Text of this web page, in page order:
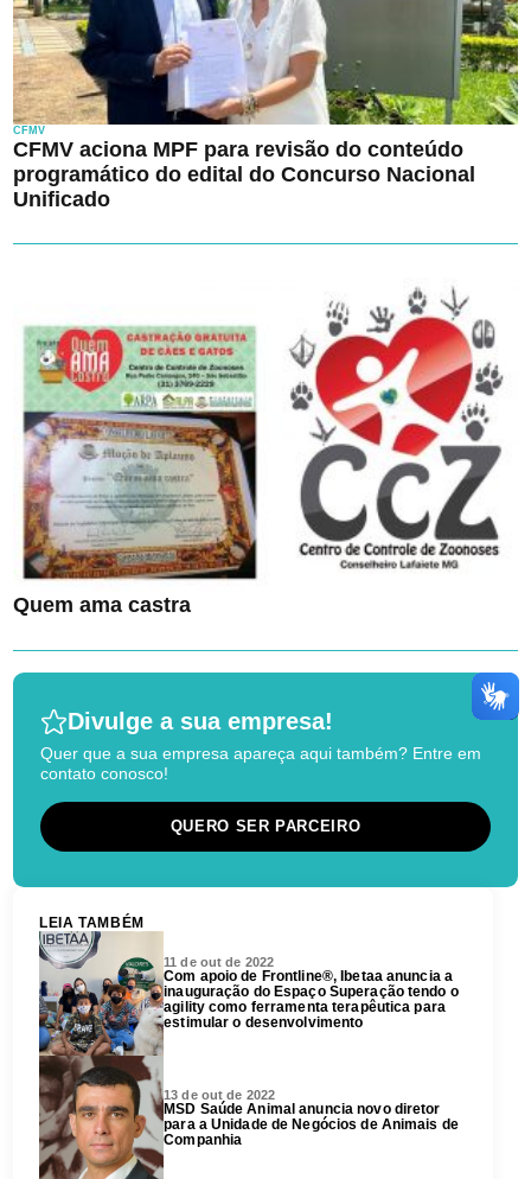
CFMV
CFMV aciona MPF para revisão do conteúdo
programático do edital do Concurso Nacional
Unificado
Quem ama castra
Divulge a sua empresa!
Quer que a sua empresa apareça aqui também? Entre em
contato conosco!
QUERO SER PARCEIRO
LEIA TAMBÉM
11 de out de 2022
Com apoio de Frontline®, Ibetaa anuncia a
inauguração do Espaço Superação tendo o
agility como ferramenta terapêutica para
estimular o desenvolvimento
13 de out de 2022
MSD Saúde Animal anuncia novo diretor
para a Unidade de Negócios de Animais de
Companhia